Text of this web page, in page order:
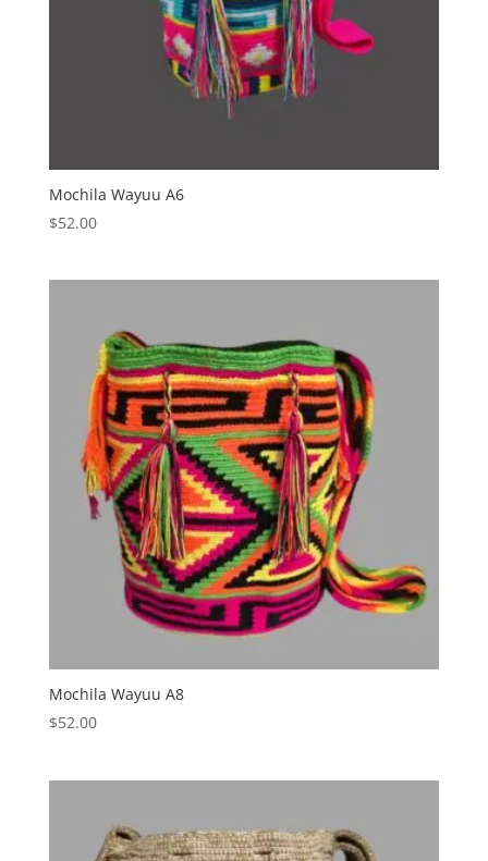
Mochila Wayuu A6
$52.00
Mochila Wayuu A8
$52.00